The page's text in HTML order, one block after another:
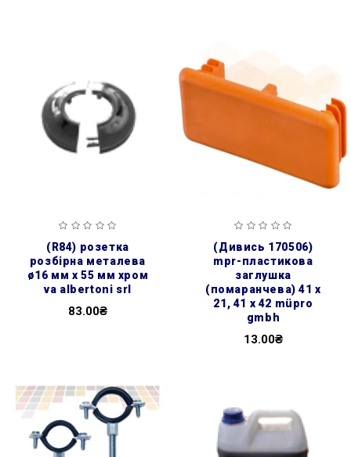
(r84) розетка
розбірна металева
ø16 мм х 55 мм хром
va albertoni srl
83.00₴
(дивись 170506)
mpr-пластикова
заглушка
(помаранчева) 41 х
21, 41 х 42 müpro
gmbh
13.00₴